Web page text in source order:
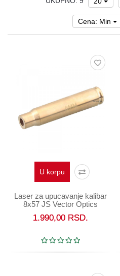
Cena: Min
U korpu
Laser za upucavanje kalibar
8x57 JS Vector Optics
1.990,00 RSD.